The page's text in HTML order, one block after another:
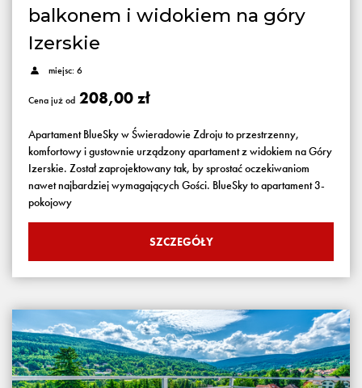
balkonem i widokiem na góry
Izerskie
miejsc: 6
Cena już od 208,00 zł
Apartament BlueSky w Świeradowie Zdroju to przestrzenny,
komfortowy i gustownie urządzony apartament z widokiem na Góry
Izerskie. Został zaprojektowany tak, by sprostać oczekiwaniom
nawet najbardziej wymagających Gości. BlueSky to apartament 3-
pokojowy
SZCZEGÓŁY